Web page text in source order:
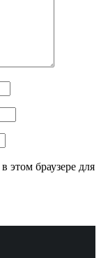
этом браузере для